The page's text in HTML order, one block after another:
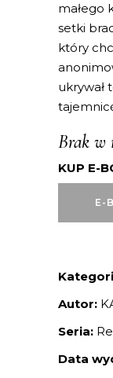
małego
setki
który
ukrywał
Brak w
KUP E-
E-
Autor:
Seria:
Data